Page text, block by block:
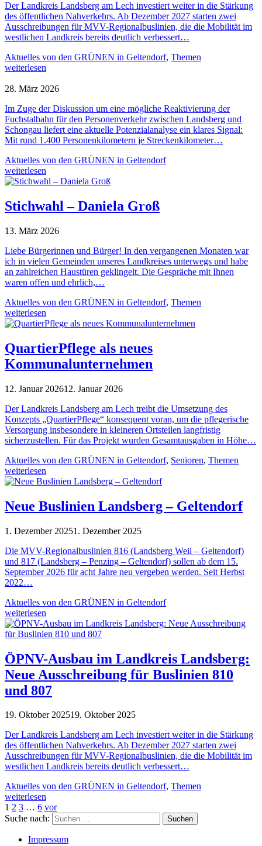
Der Landkreis Landsberg am Lech investiert weiter in die Stärkung
des öffentlichen Nahverkehrs. Ab Dezember 2027 starten zwei
Ausschreibungen für MVV-Regionalbuslinien, die die Mobilität im
westlichen Landkreis bereits deutlich verbessert…
Aktuelles von den GRÜNEN in Geltendorf, Themen
weiterlesen
28. März 2026
Im Zuge der Diskussion um eine mögliche Reaktivierung der
Fuchstalbahn für den Personenverkehr zwischen Landsberg und
Schongau liefert eine aktuelle Potenzialanalyse ein klares Signal:
Mit rund 1.400 Personenkilometern je Streckenkilometer…
Aktuelles von den GRÜNEN in Geltendorf
weiterlesen
Stichwahl – Daniela Groß
13. März 2026
Liebe Bürgerinnen und Bürger! In den vergangenen Monaten war
ich in vielen Gemeinden unseres Landkreises unterwegs und habe
an zahlreichen Haustüren geklingelt. Die Gespräche mit Ihnen
waren offen und ehrlich,…
Aktuelles von den GRÜNEN in Geltendorf, Themen
weiterlesen
QuartierPflege als neues
Kommunalunternehmen
12. Januar 202612. Januar 2026
Der Landkreis Landsberg am Lech treibt die Umsetzung des
Konzepts „QuartierPflege“ konsequent voran, um die pflegerische
Versorgung insbesondere in kleineren Ortsteilen langfristig
sicherzustellen. Für das Projekt wurden Gesamtausgaben in Höhe…
Aktuelles von den GRÜNEN in Geltendorf, Senioren, Themen
weiterlesen
Neue Buslinien Landsberg – Geltendorf
1. Dezember 20251. Dezember 2025
Die MVV-Regionalbuslinien 816 (Landsberg Weil – Geltendorf)
und 817 (Landsberg – Penzing – Geltendorf) sollen ab dem 15.
September 2026 für acht Jahre neu vergeben werden. Seit Herbst
2022…
Aktuelles von den GRÜNEN in Geltendorf
weiterlesen
ÖPNV-Ausbau im Landkreis Landsberg:
Neue Ausschreibung für Buslinien 810
und 807
19. Oktober 202519. Oktober 2025
Der Landkreis Landsberg am Lech investiert weiter in die Stärkung
des öffentlichen Nahverkehrs. Ab Dezember 2027 starten zwei
Ausschreibungen für MVV-Regionalbuslinien, die die Mobilität im
westlichen Landkreis bereits deutlich verbessert…
Aktuelles von den GRÜNEN in Geltendorf, Themen
weiterlesen
1 2 3 … 6 vor
Suche nach:
Impressum